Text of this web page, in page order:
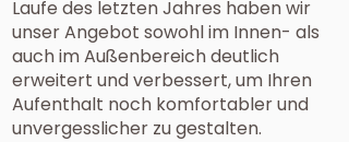
Laufe des letzten Jahres haben wir
unser Angebot sowohl im Innen- als
auch im Außenbereich deutlich
erweitert und verbessert, um Ihren
Aufenthalt noch komfortabler und
unvergesslicher zu gestalten.